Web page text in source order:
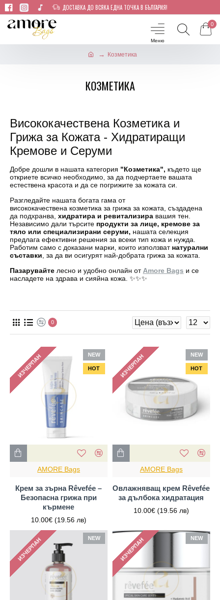
ДОСТАВКА ДО ВСЯКА ЕДНА ТОЧКА В БЪЛГАРИЯ!
0
Козметика
КОЗМЕТИКА
Висококачествена Козметика и
Грижа за Кожата - Хидратиращи
Кремове и Серуми
Добре дошли в нашата категория "Козметика", където ще
откриете всичко необходимо, за да подчертаете вашата
естествена красота и да се погрижите за кожата си.
Разгледайте нашата богата гама от
висококачествена козметика за грижа за кожата , създадена
да подхранва, хидратира и ревитализира вашия тен.
Независимо дали търсите продукти за лице, кремове за
тяло или специализирани серуми, нашата селекция
предлага ефективни решения за всеки тип кожа и нужда.
Работим само с доказани марки, които използватнатурални
съставки , за да ви осигурят най-добрата грижа за кожата
Пазарувайте лесно и удобно онлайн от Amore Bags и се
насладете на здрава и сияйна кожа. ✨️✨️✨️
0
NEW
HOT
ИЗЧЕРПАН
AMORE Bags
Крем за зърна Rêvefée –
Безопасна грижа при
кърмене
10.00€ (19.56 лв)
NEW
HOT
ИЗЧЕРПАН
AMORE Bags
Овлажняващ крем Rêvefée
за дълбока хидратация
10.00€ (19.56 лв)
NEW
ИЗЧЕРПАН NEW
ИЗЧЕРПАН